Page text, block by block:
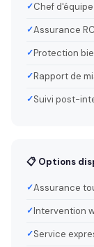
Chef
Assurance
Protection
Rapport de
Suivi post-
📋 Options
Assurance
Intervention
Service